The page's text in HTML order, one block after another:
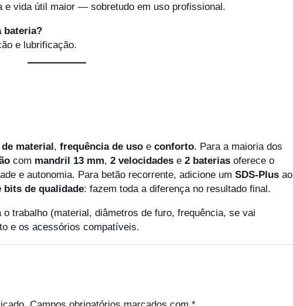
e vida útil maior — sobretudo em uso profissional.
bateria?
e lubrificação.
material, frequência de uso e conforto. Para a maioria dos
com mandril 13 mm, 2 velocidades e 2 baterias oferece o
e autonomia. Para betão recorrente, adicione um SDS-Plus ao
bits de qualidade: fazem toda a diferença no resultado final.
trabalho (material, diâmetros de furo, frequência, se vai
e os acessórios compatíveis.